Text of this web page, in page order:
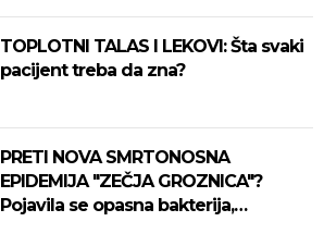
TOPLOTNI TALAS I LEKOVI: Šta svaki
pacijent treba da zna?
PRETI NOVA SMRTONOSNA
EPIDEMIJA "ZEČJA GROZNICA"?
Pojavila se opasna bakterija,